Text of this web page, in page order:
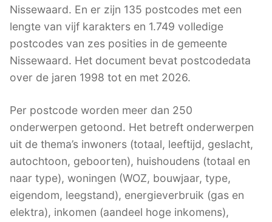
Nissewaard. En er zijn 135 postcodes met een
lengte van vijf karakters en 1.749 volledige
postcodes van zes posities in de gemeente
Nissewaard. Het document bevat postcodedata
over de jaren 1998 tot en met 2026.
Per postcode worden meer dan 250
onderwerpen getoond. Het betreft onderwerpen
uit de thema’s inwoners (totaal, leeftijd, geslacht,
autochtoon, geboorten), huishoudens (totaal en
naar type), woningen (WOZ, bouwjaar, type,
eigendom, leegstand), energieverbruik (gas en
elektra), inkomen (aandeel hoge inkomens),